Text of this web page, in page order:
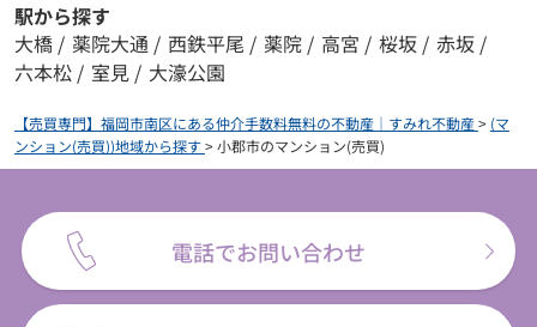
駅から探す
大橋 / 薬院大通 / 西鉄平尾 / 薬院 / 高宮 / 桜坂 / 赤坂 /
六本松 / 室見 / 大濠公園
【売買専門】福岡市南区にある仲介手数料無料の不動産｜すみれ不動産> (マ
ンション(売買))地域から探す>小郡市のマンション(売買)
電話でお問い合わせ